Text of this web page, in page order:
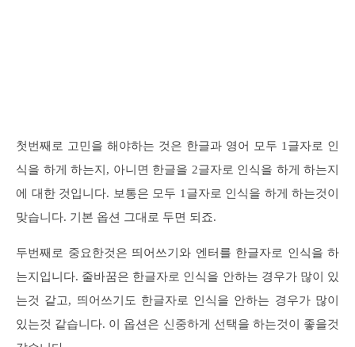
첫번째로 고민을 해야하는 것은 한글과 영어 모두 1글자로 인
식을 하게 하는지, 아니면 한글을 2글자로 인식을 하게 하는지
에 대한 것입니다. 보통은 모두 1글자로 인식을 하게 하는것이
맞습니다. 기본 옵션 그대로 두면 되죠.
두번째로 중요한것은 띄어쓰기와 엔터를 한글자로 인식을 하
는지입니다. 줄바꿈은 한글자로 인식을 안하는 경우가 많이 있
는것 같고, 띄어쓰기도 한글자로 인식을 안하는 경우가 많이
있는것 같습니다. 이 옵션은 신중하게 선택을 하는것이 좋을것